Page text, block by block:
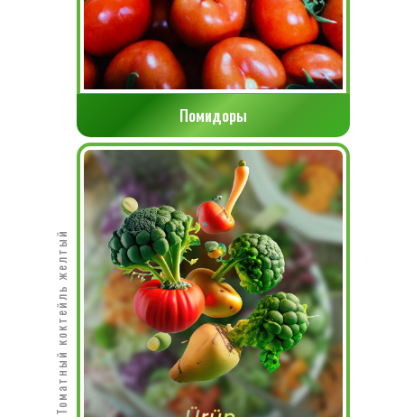
Помидоры
Томатный коктейль желтый